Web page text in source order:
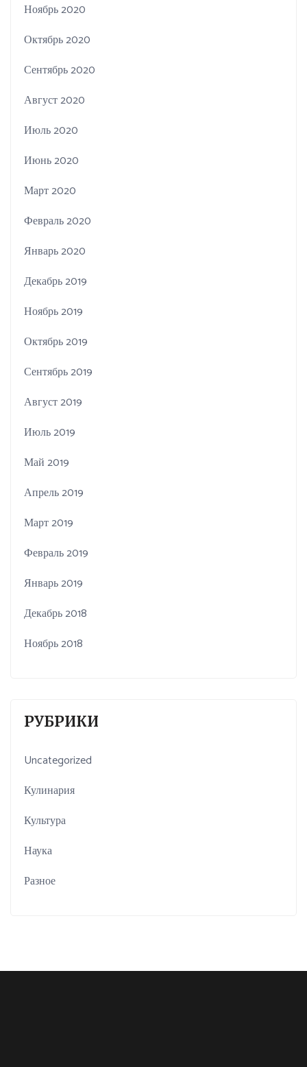
Ноябрь 2020
Октябрь 2020
Сентябрь 2020
Август 2020
Июль 2020
Июнь 2020
Март 2020
Февраль 2020
Январь 2020
Декабрь 2019
Ноябрь 2019
Октябрь 2019
Сентябрь 2019
Август 2019
Июль 2019
Май 2019
Апрель 2019
Март 2019
Февраль 2019
Январь 2019
Декабрь 2018
Ноябрь 2018
РУБРИКИ
Uncategorized
Кулинария
Культура
Наука
Разное